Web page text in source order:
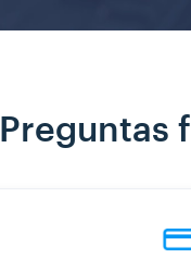
Preguntas